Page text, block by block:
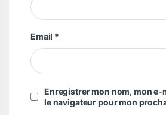
Email *
Enregistrer mon nom, mon e-
le navigateur pour mon